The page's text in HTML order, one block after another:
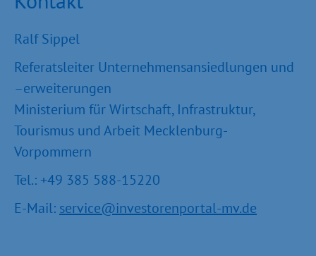
Ralf Sippel
Referatsleiter Unternehmensansiedlungen und
–erweiterungen
Ministerium für Wirtschaft, Infrastruktur,
Tourismus und Arbeit Mecklenburg-
Vorpommern
Tel.: +49 385 588-15220
E-Mail: service@investorenportal-mv.de